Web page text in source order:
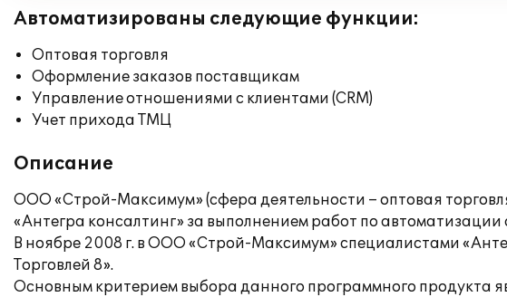
Автоматизированы следующие функции:
Оптовая торговля
Оформление заказов поставщикам
Управление отношениями с клиентами (CRM)
Учет прихода ТМЦ
Описание
ООО «Строй-Максимум» (сфера деятельности – оптовая
«Антегра консалтинг» за выполнением работ по автоматизации
В ноябре 2008 г. в ООО «Строй-Максимум» специалистами
Торговлей 8».
Основным критерием выбора данного программного продукта